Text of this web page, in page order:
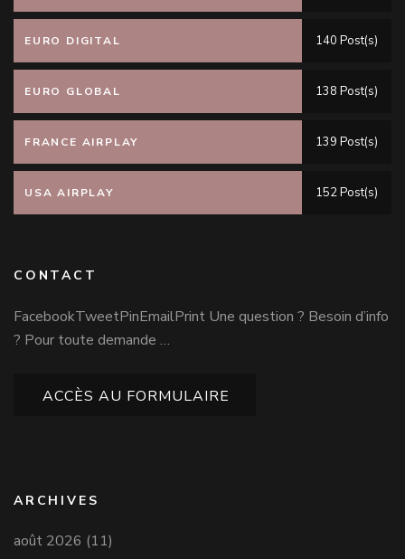
EURO DIGITAL 140 Post(s)
EURO GLOBAL 138 Post(s)
FRANCE AIRPLAY 139 Post(s)
USA AIRPLAY 152 Post(s)
CONTACT
FacebookTweetPinEmailPrint Une question ? Besoin d’info
? Pour toute demande …
ACCÈS AU FORMULAIRE
ARCHIVES
août 2026 (11)